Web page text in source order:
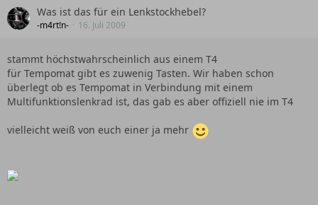
Was ist das für ein Lenkstockhebel?
-m4rt!n- 16. Juli 2009
stammt höchstwahrscheinlich aus einem T4
für Tempomat gibt es zuwenig Tasten. Wir haben schon
überlegt ob es Tempomat in Verbindung mit einem
Multifunktionslenkrad ist, das gab es aber offiziell nie im T4
vielleicht weiß von euch einer ja mehr